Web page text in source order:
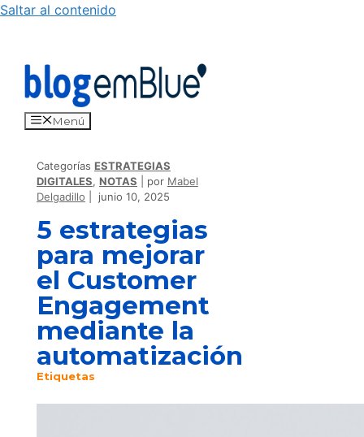
Saltar al contenido
Menú
Categorías ESTRATEGIAS
DIGITALES, NOTAS por Mabel
Delgadillo
junio 10, 2025
5 estrategias
para mejorar
el Customer
Engagement
mediante la
automatización
Etiquetas